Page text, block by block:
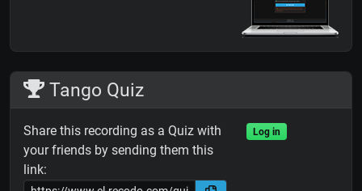
Tango Quiz
Share this recording as a Quiz with
your friends by sending them this
link:
Log in